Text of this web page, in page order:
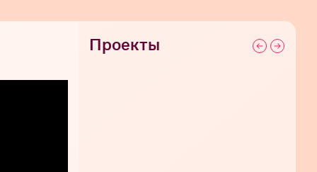
Проекты